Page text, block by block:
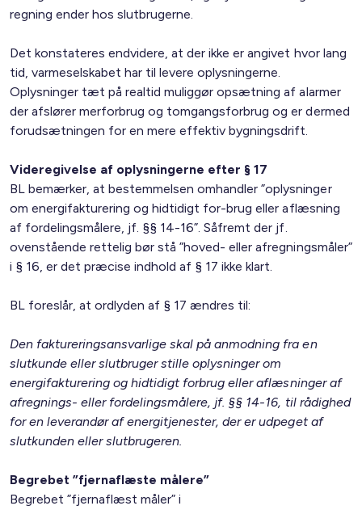
regning ender hos slutbrugerne.
Det konstateres endvidere, at der ikke er angivet hvor lang
tid, varmeselskabet har til levere oplysningerne.
Oplysninger tæt på realtid muliggør opsætning af alarmer
der afslører merforbrug og tomgangsforbrug og er dermed
forudsætningen for en mere effektiv bygningsdrift.
Videregivelse af oplysningerne efter § 17
BL bemærker, at bestemmelsen omhandler ”oplysninger
om energifakturering og hidtidigt for-brug eller aflæsning
af fordelingsmålere, jf. §§ 14-16”. Såfremt der jf.
ovenstående rettelig bør stå ”hoved- eller afregningsmåler”
i § 16, er det præcise indhold af § 17 ikke klart.
BL foreslår, at ordlyden af § 17 ændres til:
Den faktureringsansvarlige skal på anmodning fra en
slutkunde eller slutbruger stille oplysninger om
energifakturering og hidtidigt forbrug eller aflæsninger af
afregnings- eller fordelingsmålere, jf. §§ 14-16, til rådighed
for en leverandør af energitjenester, der er udpeget af
slutkunden eller slutbrugeren.
Begrebet ”fjernaflæste målere”
Begrebet ”fjernaflæst måler” i